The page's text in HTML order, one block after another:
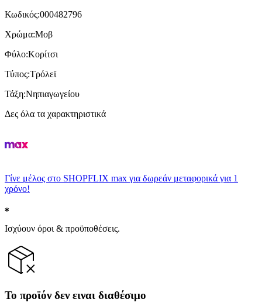
Κωδικός:000482796
Χρώμα:Μοβ
Φύλο:Κορίτσι
Τύπος:Τρόλεϊ
Τάξη:Νηπιαγωγείου
Δες όλα τα χαρακτηριστικά
Γίνε μέλος στο SHOPFLIX max για δωρεάν μεταφορικά για 1
χρόνο!
Ισχύουν όροι & προϋποθέσεις.
Το προϊόν δεν ειναι διαθέσιμο